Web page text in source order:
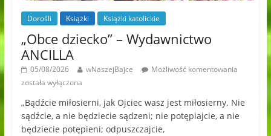
Dorośli Książki Książki katolickie
„Obce dziecko” – Wydawnictwo
ANCILLA
05/08/2026 wNaszejBajce
Możliwość komentowania
została wyłączona
„Bądźcie miłosierni, jak Ojciec wasz jest miłosierny. Nie
sądźcie, a nie będziecie sądzeni; nie potępiajcie, a nie
będziecie potępieni; odpuszczajcie,